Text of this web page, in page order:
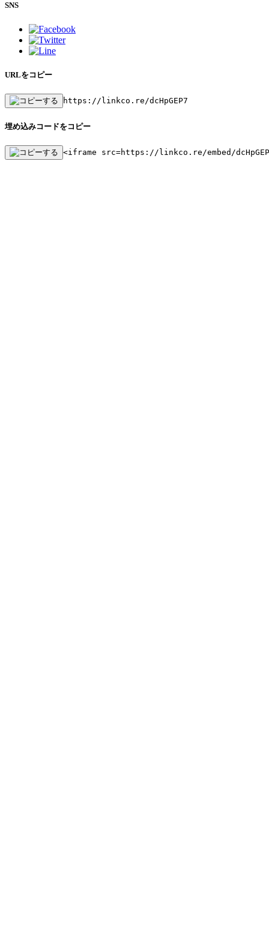
SNS
URLをコピー
https://linkco.re/dcHpGEP7
埋め込みコードをコピー
<iframe src=https://linkco.re/embed/